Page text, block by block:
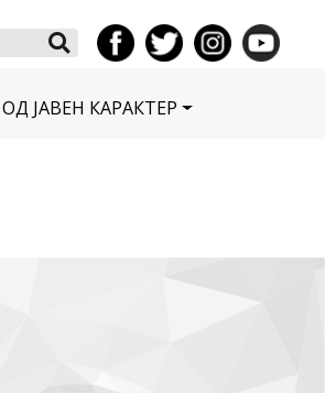
Search
ЈАВЕН КАРАКТЕР